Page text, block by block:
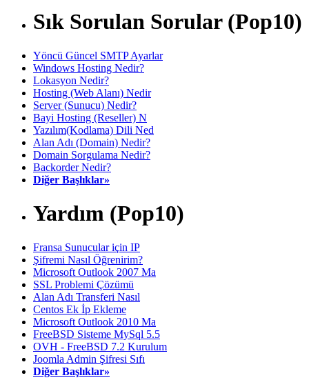
Sık Sorulan Sorular (Pop10)
Yöncü Güncel SMTP Ayarlar
Windows Hosting Nedir?
Lokasyon Nedir?
Hosting (Web Alanı) Nedir
Server (Sunucu) Nedir?
Bayi Hosting (Reseller) N
Yazılım(Kodlama) Dili Ned
Alan Adı (Domain) Nedir?
Domain Sorgulama Nedir?
Backorder Nedir?
Diğer Başlıklar»
Yardım (Pop10)
Fransa Sunucular için IP
Şifremi Nasıl Öğrenirim?
Microsoft Outlook 2007 Ma
SSL Problemi Çözümü
Alan Adı Transferi Nasıl
Centos Ek İp Ekleme
Microsoft Outlook 2010 Ma
FreeBSD Sisteme MySql 5.5
OVH - FreeBSD 7.2 Kurulum
Joomla Admin Şifresi Sıfı
Diğer Başlıklar»